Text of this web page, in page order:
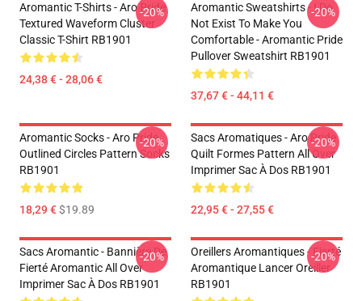
Aromantic T-Shirts - Aro Pride
Textured Waveform Cluster
Classic T-Shirt RB1901
24,38 € - 28,06 €
-20%
Aromantic Sweatshirts - I Do
Not Exist To Make You
Comfortable - Aromantic Pride
Pullover Sweatshirt RB1901
37,67 € - 44,11 €
-20%
Aromantic Socks - Aro Pride
Outlined Circles Pattern Socks
RB1901
18,29 €$19.89
-20%
Sacs Aromatiques - Aro Pride
Quilt Formes Pattern All Over
Imprimer Sac À Dos RB1901
22,95 € - 27,55 €
-20%
Sacs Aromantic - Bannière De
Fierté Aromantic All Over
Imprimer Sac À Dos RB1901
-20%
Oreillers Aromantiques - Fierté
Aromantique Lancer Oreiller
RB1901
-20%